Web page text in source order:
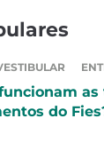
as
do